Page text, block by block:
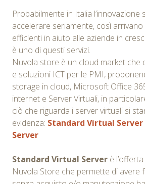
Probabilmente in Italia
accelerare seriamente, così arrivano
efficienti in aiuto alle aziende in
è uno di questi servizi.
Nuvola store è un cloud market che
e soluzioni ICT per le PMI,
storage in cloud, Microsoft Office
internet e Server Virtuali, in
ciò che riguarda i server virtuali si
evidenza: Standard Virtual Server
Server
Standard Virtual Server è
Nuvola Store che permette di avere